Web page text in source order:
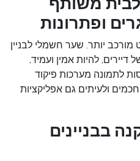
ופתרונות
מורכב יותר. שער חשמלי לבניין
להיות אמין ועמיד,
לתמונה מערכות פיקוד
ולעיתים גם אפליקציות
בבניינים